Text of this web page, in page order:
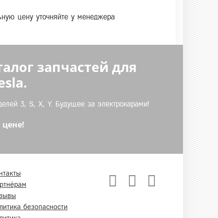
цену уточняйте у менеджера
запчастей для
3, S, X, Y. Будущее за электрокарами!
безопасности